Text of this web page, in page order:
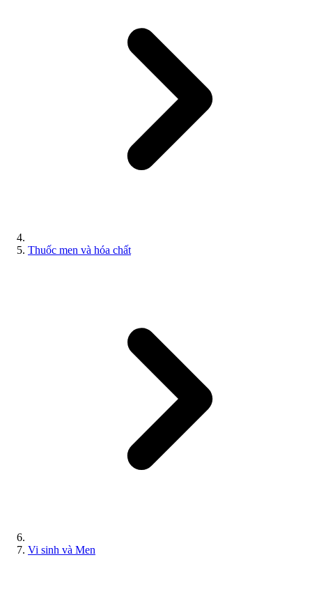
Thuốc men và hóa chất
Vi sinh và Men